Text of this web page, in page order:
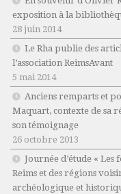
exposition à la
28 juin 2014
Le Rha publie des
l’association ReimsAvant
5 mai 2014
Anciens remparts et
Maquart, contexte de sa
son témoignage
26 octobre 2013
Journée d’étude «
Reims et des régions
archéologique et